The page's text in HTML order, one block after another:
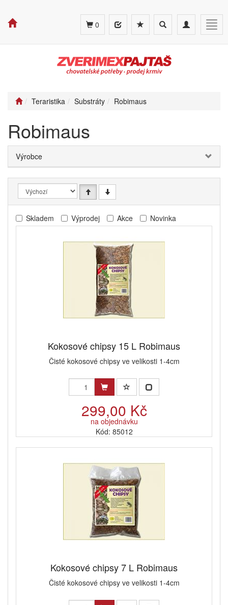
Toggle
navigation
Toggle
search
0
Teraristika Substráty Robimaus
Robimaus
Výrobce
Skladem Výprodej Akce Novinka
Kokosové chipsy 15 L Robimaus
Čisté kokosové chipsy ve velikosti 1-4cm
299,00 Kč
na objednávku
Kód: 85012
Kokosové chipsy 7 L Robimaus
Čisté kokosové chipsy ve velikosti 1-4cm